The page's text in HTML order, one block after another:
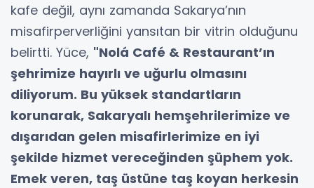
kafe değil, aynı zamanda Sakarya’nın
misafirperverliğini yansıtan bir vitrin olduğunu
belirtti. Yüce, "Nolá Café & Restaurant’ın
şehrimize hayırlı ve uğurlu olmasını
diliyorum. Bu yüksek standartların
korunarak, Sakaryalı hemşehrilerimize ve
dışarıdan gelen misafirlerimize en iyi
şekilde hizmet vereceğinden şüphem yok.
Emek veren, taş üstüne taş koyan herkesin